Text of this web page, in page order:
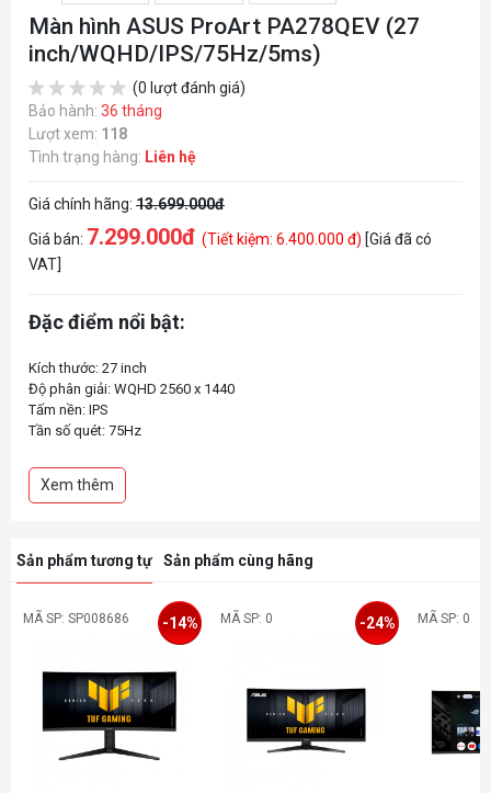
Màn hình ASUS ProArt PA278QEV (27
inch/WQHD/IPS/75Hz/5ms)
(0 lượt đánh giá)
Bảo hành: 36 tháng
Lượt xem: 118
Tình trạng hàng: Liên hệ
Giá chính hãng: 13.699.000đ
Giá bán: 7.299.000đ (Tiết kiệm: 6.400.000 đ) [Giá đã có
VAT]
Đặc điểm nổi bật:
Kích thước: 27 inch
Độ phân giải: WQHD 2560 x 1440
Tấm nền: IPS
Tần số quét: 75Hz
Độ sáng: 350 nits
Tỉ lệ tương phản: 1000:1
DisplayPort 1.2 x 1
Dual-Link DVI x 1
USB Hub : 4x USB 3.2 Gen 1 Type-A
Xem thêm
Sản phẩm tương tự Sản phẩm cùng hãng
MÃ SP: SP008686 -14% MÃ SP: 0 -24% MÃ SP: 0